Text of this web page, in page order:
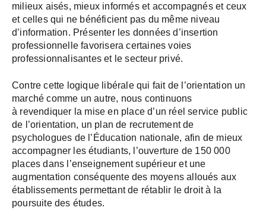
milieux aisés, mieux informés et accompagnés et ceux
et celles qui ne bénéficient pas du même niveau
d’information. Présenter les données d’insertion
professionnelle favorisera certaines voies
professionnalisantes et le secteur privé.
Contre cette logique libérale qui fait de l’orientation un
marché comme un autre, nous continuons
à revendiquer la mise en place d’un réel service public
de l’orientation, un plan de recrutement de
psychologues de l’Éducation nationale, afin de mieux
accompagner les étudiants, l’ouverture de 150 000
places dans l’enseignement supérieur et une
augmentation conséquente des moyens alloués aux
établissements permettant de rétablir le droit à la
poursuite des études.